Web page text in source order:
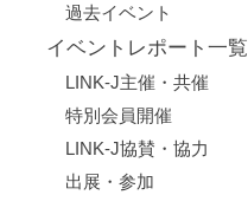
過去イベント
イベントレポート一覧
LINK-J主催・共催
特別会員開催
LINK-J協賛・協力
出展・参加